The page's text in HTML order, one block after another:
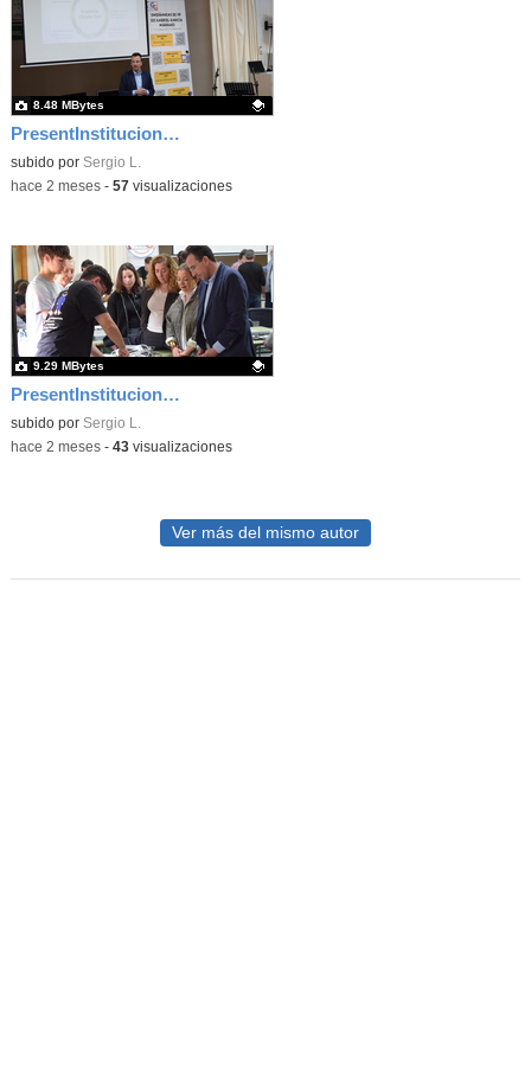
PresentInstitucional 1
Contenido educativo.
subido por Sergio L.
8.48 MBytes
-hace 2 meses- 57visualizaciones
PresentInstitucional 4
Contenido educativo.
subido por Sergio L.
9.29 MBytes
-hace 2 meses- 43visualizaciones
Ver más del mismo autor